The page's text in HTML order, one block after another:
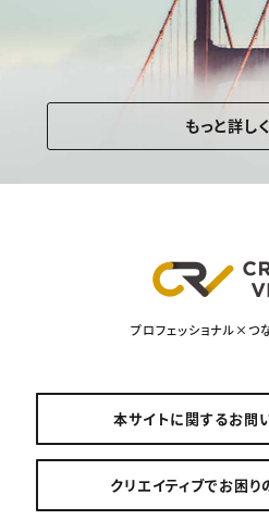
もっと詳し
プロフェッショナル×つ
本サイトに関するお問
クリエイティブでお困